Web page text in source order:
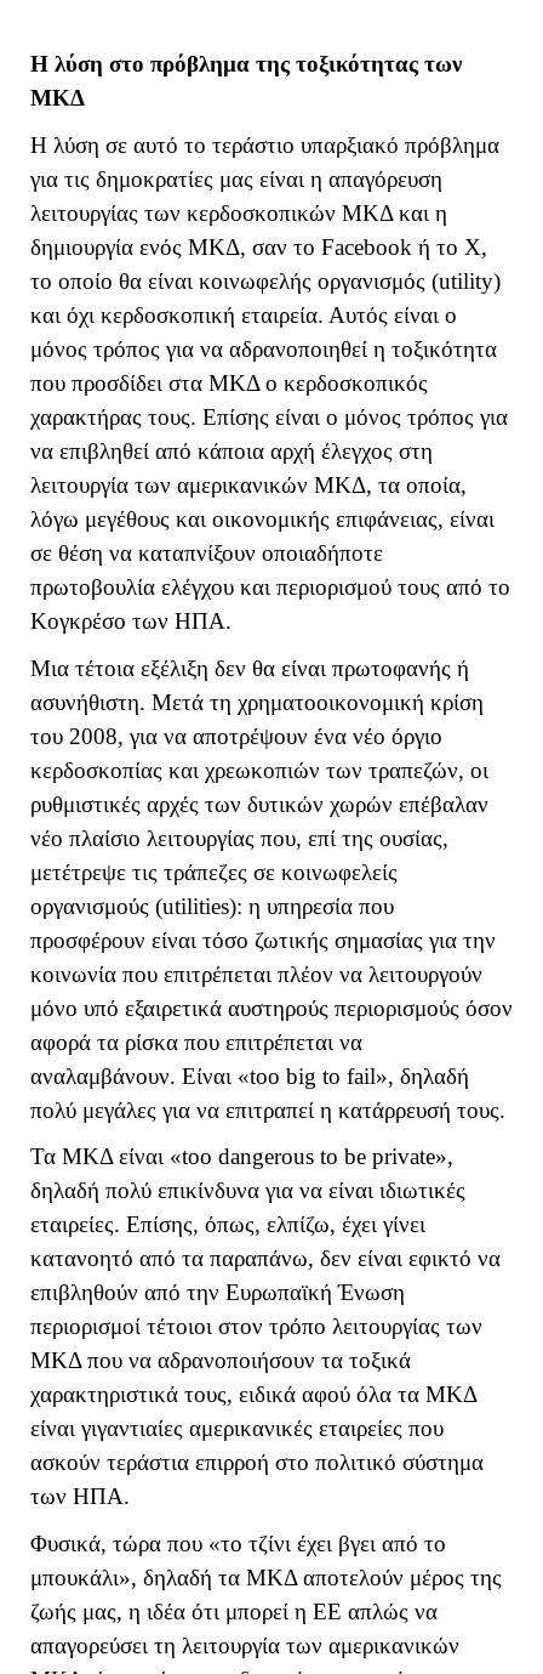
Η λύση στο πρόβλημα της τοξικότητας των
ΜΚΔ
Η λύση σε αυτό το τεράστιο υπαρξιακό πρόβλημα
για τις δημοκρατίες μας είναι η απαγόρευση
λειτουργίας των κερδοσκοπικών ΜΚΔ και η
δημιουργία ενός ΜΚΔ, σαν το Facebook ή το X,
το οποίο θα είναι κοινωφελής οργανισμός (utility)
και όχι κερδοσκοπική εταιρεία. Αυτός είναι ο
μόνος τρόπος για να αδρανοποιηθεί η τοξικότητα
που προσδίδει στα ΜΚΔ ο κερδοσκοπικός
χαρακτήρας τους. Επίσης είναι ο μόνος τρόπος για
να επιβληθεί από κάποια αρχή έλεγχος στη
λειτουργία των αμερικανικών ΜΚΔ, τα οποία,
λόγω μεγέθους και οικονομικής επιφάνειας, είναι
σε θέση να καταπνίξουν οποιαδήποτε
πρωτοβουλία ελέγχου και περιορισμού τους από το
Κογκρέσο των ΗΠΑ.
Μια τέτοια εξέλιξη δεν θα είναι πρωτοφανής ή
ασυνήθιστη. Μετά τη χρηματοοικονομική κρίση
του 2008, για να αποτρέψουν ένα νέο όργιο
κερδοσκοπίας και χρεωκοπιών των τραπεζών, οι
ρυθμιστικές αρχές των δυτικών χωρών επέβαλαν
νέο πλαίσιο λειτουργίας που, επί της ουσίας,
μετέτρεψε τις τράπεζες σε κοινωφελείς
οργανισμούς (utilities): η υπηρεσία που
προσφέρουν είναι τόσο ζωτικής σημασίας για την
κοινωνία που επιτρέπεται πλέον να λειτουργούν
μόνο υπό εξαιρετικά αυστηρούς περιορισμούς όσον
αφορά τα ρίσκα που επιτρέπεται να
αναλαμβάνουν. Είναι «too big to fail», δηλαδή
πολύ μεγάλες για να επιτραπεί η κατάρρευσή τους.
Τα ΜΚΔ είναι «too dangerous to be private»,
δηλαδή πολύ επικίνδυνα για να είναι ιδιωτικές
εταιρείες. Επίσης, όπως, ελπίζω, έχει γίνει
κατανοητό από τα παραπάνω, δεν είναι εφικτό να
επιβληθούν από την Ευρωπαϊκή Ένωση
περιορισμοί τέτοιοι στον τρόπο λειτουργίας των
ΜΚΔ που να αδρανοποιήσουν τα τοξικά
χαρακτηριστικά τους, ειδικά αφού όλα τα ΜΚΔ
είναι γιγαντιαίες αμερικανικές εταιρείες που
ασκούν τεράστια επιρροή στο πολιτικό σύστημα
των ΗΠΑ.
Φυσικά, τώρα που «το τζίνι έχει βγει από το
μπουκάλι», δηλαδή τα ΜΚΔ αποτελούν μέρος της
ζωής μας, η ιδέα ότι μπορεί η ΕΕ απλώς να
απαγορεύσει τη λειτουργία των αμερικανικών